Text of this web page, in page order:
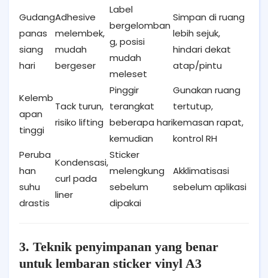
Gudang
panas
siang
hari
Adhesive
melembek,
mudah
bergeser
Label
bergelomban
g, posisi
mudah
meleset
Simpan di ruang
lebih sejuk,
hindari dekat
atap/pintu
Kelemb
apan
tinggi
Tack turun,
risiko lifting
Pinggir
terangkat
beberapa hari
kemudian
Gunakan ruang
tertutup,
kemasan rapat,
kontrol RH
Peruba
han
suhu
drastis
Kondensasi,
curl pada
liner
Sticker
melengkung
sebelum
dipakai
Akklimatisasi
sebelum aplikasi
3. Teknik penyimpanan yang benar
untuk lembaran sticker vinyl A3